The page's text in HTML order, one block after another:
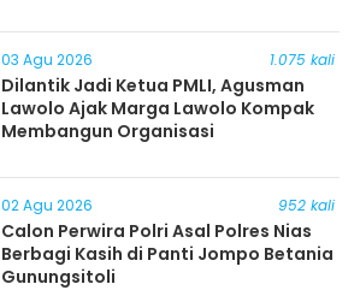
03 Agu 2026 1.075 kali
Dilantik Jadi Ketua PMLI, Agusman
Lawolo Ajak Marga Lawolo Kompak
Membangun Organisasi
02 Agu 2026 952 kali
Calon Perwira Polri Asal Polres Nias
Berbagi Kasih di Panti Jompo Betania
Gunungsitoli